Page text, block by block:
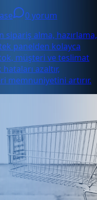
0 yorum
alma, hazırlama,
panelden kolayca
müşteri ve teslimat
azaltır,
memnuniyetini artırır.